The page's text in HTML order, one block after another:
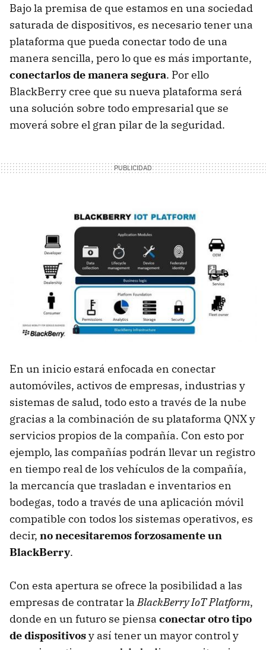
Bajo la premisa de que estamos en una sociedad
saturada de dispositivos, es necesario tener una
plataforma que pueda conectar todo de una
manera sencilla, pero lo que es más importante,
conectarlos de manera segura. Por ello
BlackBerry cree que su nueva plataforma será
una solución sobre todo empresarial que se
moverá sobre el gran pilar de la seguridad.
En un inicio estará enfocada en conectar
automóviles, activos de empresas, industrias y
sistemas de salud, todo esto a través de la nube
gracias a la combinación de su plataforma QNX y
servicios propios de la compañía. Con esto por
ejemplo, las compañías podrán llevar un registro
en tiempo real de los vehículos de la compañía,
la mercancía que trasladan e inventarios en
bodegas, todo a través de una aplicación móvil
compatible con todos los sistemas operativos, es
decir, no necesitaremos forzosamente un
BlackBerry.
Con esta apertura se ofrece la posibilidad a las
empresas de contratar la BlackBerry IoT Platform,
donde en un futuro se piensa conectar otro tipo
de dispositivosy así tener un mayor control y